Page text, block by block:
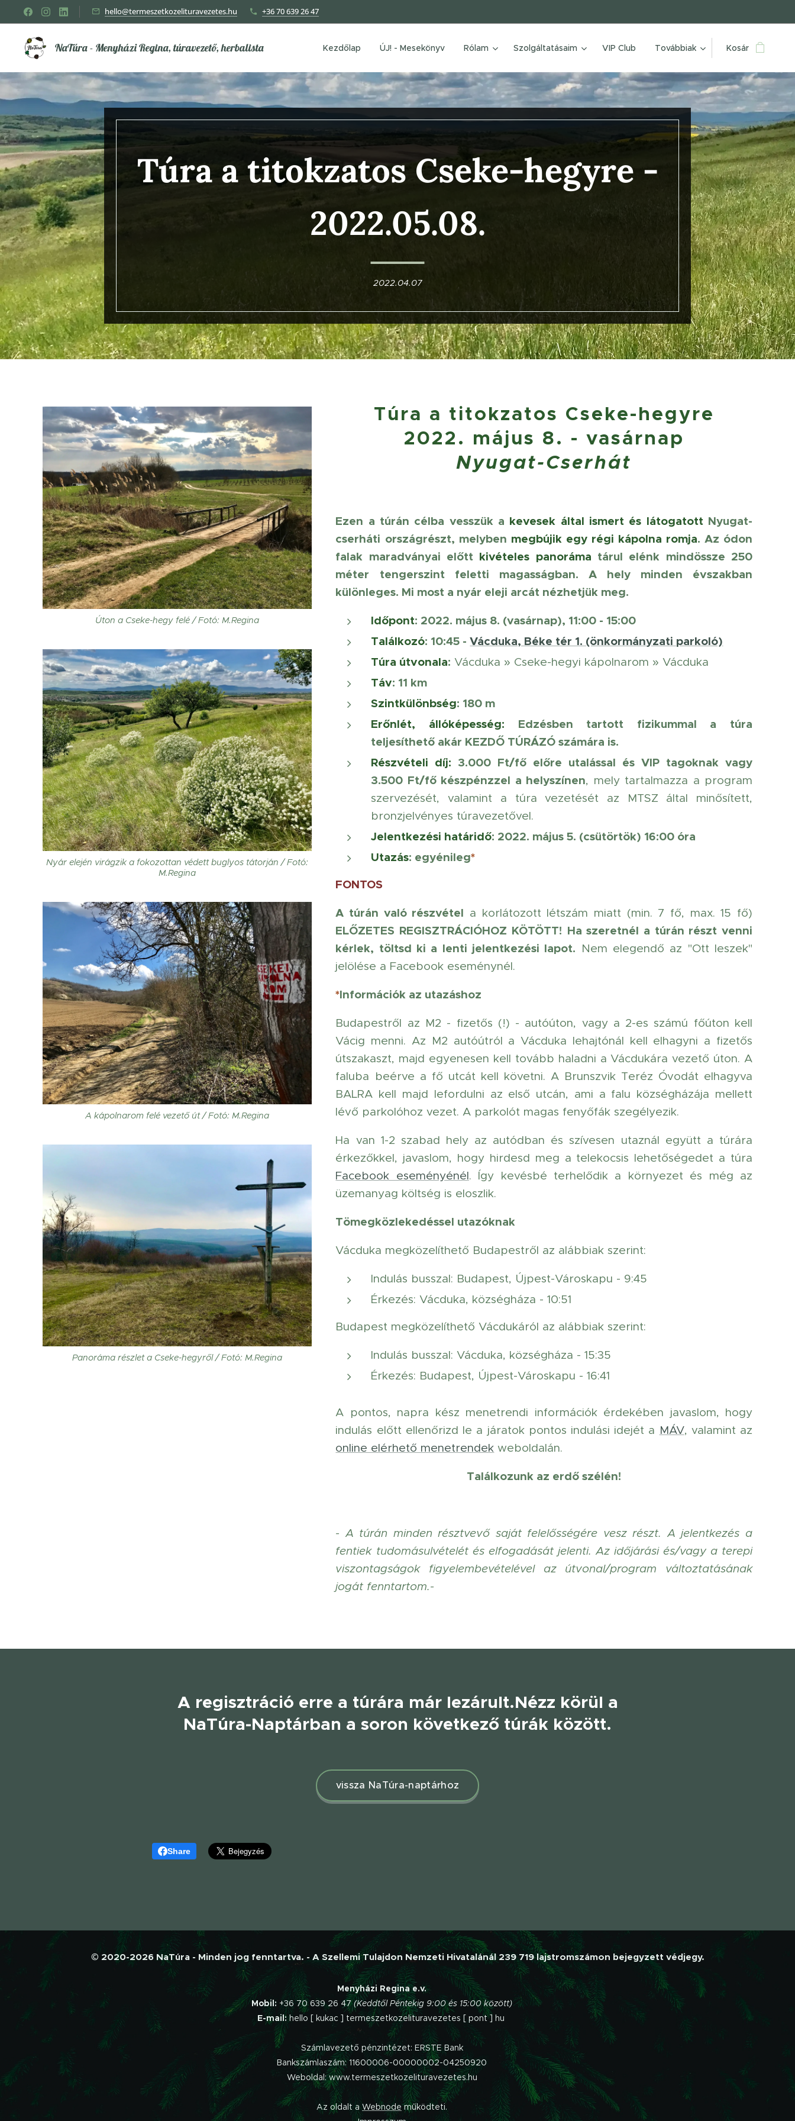
hello@termeszetkozelituravezetes.hu +36 70 639 26 47
NaTúra - Menyházi Regina, túravezető, herbalista Kezdőlap ÚJ! - Mesekönyv Rólam Szolgáltatásaim VIP Club Továbbiak Kosár
Túra a titokzatos Cseke-hegyre -
2022.05.08.
2022.04.07
Úton a Cseke-hegy felé / Fotó: M.Regina
Nyár elején virágzik a fokozottan védett buglyos tátorján / Fotó:
M.Regina
A kápolnarom felé vezető út / Fotó: M.Regina
Panoráma részlet a Cseke-hegyről / Fotó: M.Regina
Túra a titokzatos Cseke-hegyre
2022. május 8. - vasárnap
Nyugat-Cserhát
Ezen a túrán célba vesszük a kevesek által ismert és látogatottNyugat-
cserháti országrészt, melyben megbújik egy régi kápolna romja. Az ódon
falak maradványai előtt kivételes panoráma tárul elénk mindössze 250
méter tengerszint feletti magasságban. A hely minden évszakban
különleges. Mi most a nyár eleji arcát nézhetjük meg.
Időpont: 2022. május 8. (vasárnap), 11:00 - 15:00
Találkozó: 10:45 -Vácduka, Béke tér 1. (önkormányzati parkoló)
Túra útvonala: Vácduka » Cseke-hegyi kápolnarom » Vácduka
Táv: 11 km
Szintkülönbség: 180 m
Erőnlét, állóképesség: Edzésben tartott fizikummal a túra
teljesíthető akár KEZDŐ TÚRÁZÓ számára is.
Részvételi díj: 3.000 Ft/fő előre utalással és VIP tagoknak vagy
3.500 Ft/fő készpénzzel a helyszínen, mely tartalmazza a program
szervezését, valamint a túra vezetését az MTSZ által minősített,
bronzjelvényes túravezetővel.
Jelentkezési határidő: 2022. május 5. (csütörtök) 16:00 óra
Utazás: egyénileg*
FONTOS
A túrán való részvétel a korlátozott létszám miatt (min. 7 fő, max. 15 fő)
ELŐZETES REGISZTRÁCIÓHOZ KÖTÖTT! Ha szeretnél a túrán részt venni
kérlek, töltsd ki a lenti jelentkezési lapot. Nem elegendő az "Ott leszek"
jelölése a Facebook eseménynél.
*Információk az utazáshoz
Budapestről az M2 - fizetős (!) - autóúton, vagy a 2-es számú főúton kell
Vácig menni. Az M2 autóútról a Vácduka lehajtónál kell elhagyni a fizetős
útszakaszt, majd egyenesen kell tovább haladni a Vácdukára vezető úton. A
faluba beérve a fő utcát kell követni. A Brunszvik Teréz Óvodát elhagyva
BALRA kell majd lefordulni az első utcán, ami a falu községházája mellett
lévő parkolóhoz vezet. A parkolót magas fenyőfák szegélyezik.
Ha van 1-2 szabad hely az autódban és szívesen utaznál együtt a túrára
érkezőkkel, javaslom, hogy hirdesd meg a telekocsis lehetőségedet a túra
Facebook eseményénél. Így kevésbé terhelődik a környezet és még az
üzemanyag költség is eloszlik.
Tömegközlekedéssel utazóknak
Vácduka megközelíthető Budapestről az alábbiak szerint:
Indulás busszal: Budapest, Újpest-Városkapu - 9:45
Érkezés: Vácduka, községháza - 10:51
Budapest megközelíthető Vácdukáról az alábbiak szerint:
Indulás busszal: Vácduka, községháza - 15:35
Érkezés: Budapest, Újpest-Városkapu - 16:41
A pontos, napra kész menetrendi információk érdekében javaslom, hogy
indulás előtt ellenőrizd le a járatok pontos indulási idejét a MÁV, valamint az
online elérhető menetrendek weboldalán.
Találkozunk az erdő szélén!
- A túrán minden résztvevő saját felelősségére vesz részt. A jelentkezés a
fentiek tudomásulvételét és elfogadását jelenti. Az időjárási és/vagy a terepi
viszontagságok figyelembevételével az útvonal/program változtatásának
jogát fenntartom.-
A regisztráció erre a túrára már lezárult.Nézz körül a
NaTúra-Naptárban a soron következő túrák között.
vissza NaTúra-naptárhoz
Share
© 2020-2026 NaTúra - Minden jog fenntartva. - A Szellemi Tulajdon Nemzeti Hivatalánál 239 719 lajstromszámon bejegyzett védjegy.
Menyházi Regina e.v.
Mobil: +36 70 639 26 47(Keddtől Péntekig 9:00 és 15:00 között)
E-mail:hello [ kukac ] termeszetkozelituravezetes [ pont ] hu
Számlavezető pénzintézet: ERSTE Bank
Bankszámlaszám: 11600006-00000002-04250920
Weboldal: www.termeszetkozelituravezetes.hu
Az oldalt aWebnodeműködteti.